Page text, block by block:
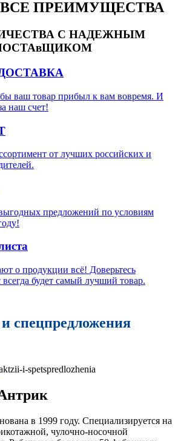
ПРЕИМУЩЕСТВА
С НАДЕЖНЫМ
ваш товар прибыл к вам вовремя. И
наш счет!
от лучших российских и
предложений по условиям
о продукции всё! Доверьтесь
будет самый лучший товар.
спецпредложения
в 1999 году. Специализируется на
чулочно-носочной